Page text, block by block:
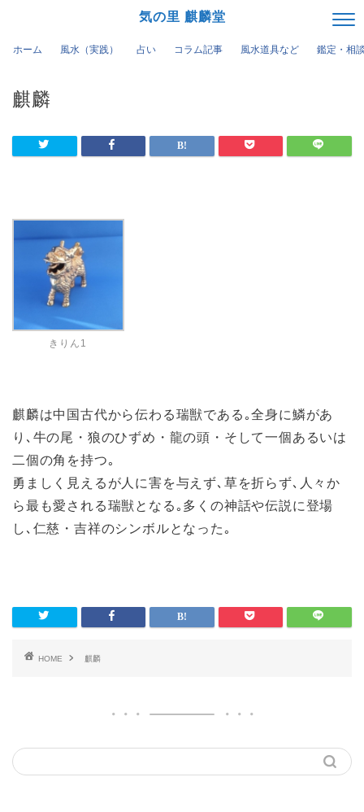
気の里 麒麟堂
ホーム 風水（実践） 占い コラム記事 風水道具など 鑑定・相
麒麟
きりん1
麒麟は中国古代から伝わる瑞獣である｡全身に鱗があ
り､牛の尾・狼のひずめ・龍の頭・そして一個あるいは
二個の角を持つ｡
勇ましく見えるが人に害を与えず､草を折らず､人々か
ら最も愛される瑞獣となる｡多くの神話や伝説に登場
し､仁慈・吉祥のシンボルとなった｡
HOME 麒麟